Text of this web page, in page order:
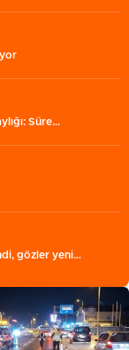
Süre…
gözler yeni…